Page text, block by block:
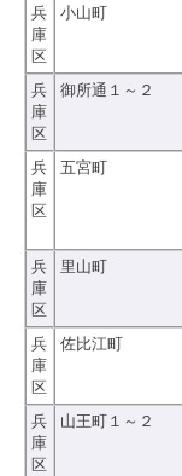
兵
庫
区
小山町
兵
庫
区
御所通１～２
兵
庫
区
五宮町
兵
庫
区
里山町
兵
庫
区
佐比江町
兵
庫
区
山王町１～２